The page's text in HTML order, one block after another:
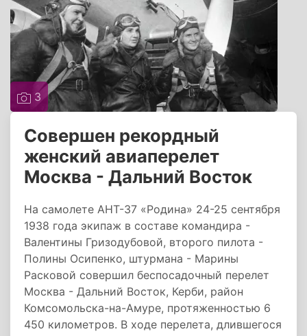
3
Совершен рекордный
женский авиаперелет
Москва - Дальний Восток
На самолете АНТ-37 «Родина» 24-25 сентября
1938 года экипаж в составе командира -
Валентины Гризодубовой, второго пилота -
Полины Осипенко, штурмана - Марины
Расковой совершил беспосадочный перелет
Москва - Дальний Восток, Керби, район
Комсомольска-на-Амуре, протяженностью 6
450 километров. В ходе перелета, длившегося